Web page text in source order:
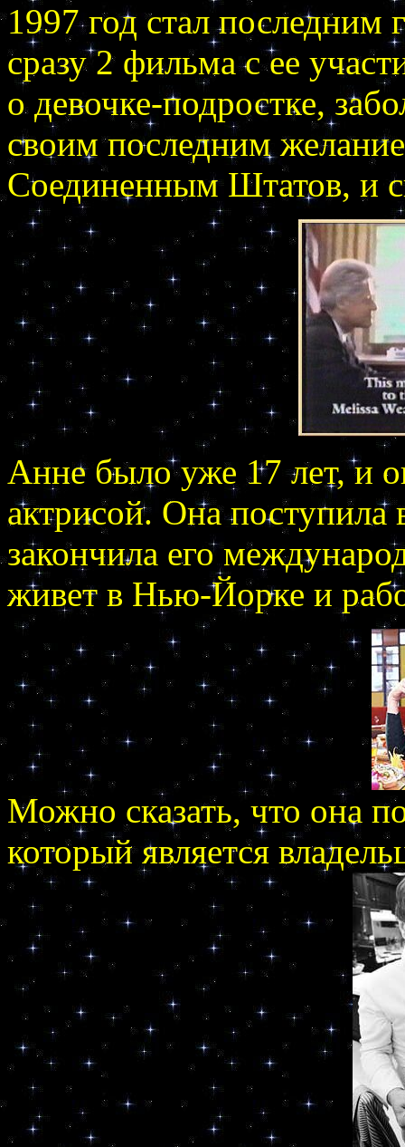
1997 год стал
сразу 2 фильма с ее
о девочке-подростке,
своим последним
Соединенным Штатов, и
Анне было уже 17 лет, и
актрисой. Она поступила
закончила его
живет в Нью-Йорке и
Можно сказать, что она
который является